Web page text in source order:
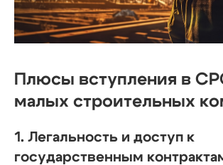
Плюсы вступления в
малых строительных
1. Легальность и доступ к
государственным